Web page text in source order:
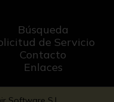
Búsqueda
de Servicio
Contacto
Enlaces